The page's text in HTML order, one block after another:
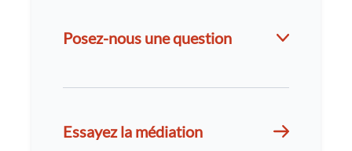
Posez-nous une question
Essayez la médiation